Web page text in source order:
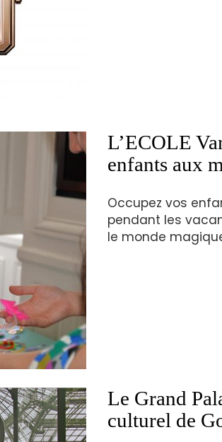
L’ECOLE
enfants aux
Occupez vos
pendant les
le monde
Le Grand
culturel de